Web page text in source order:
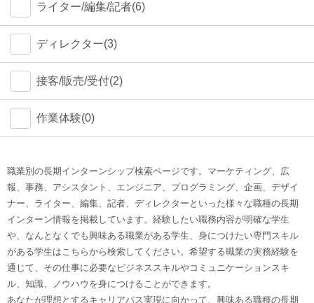
ライター/編集/記者(6)
ディレクター(3)
接客/販売/受付(2)
作業体験(0)
職業別の長期インターンシップ検索ページです。マーケティング、広
報、事務、アシスタント、エンジニア、プログラミング、企画、デザイ
ナー、ライター、編集、記者、ディレクターといった様々な職種の長期
インターン情報を掲載しています。経験したい職務内容が明確な学生
や、なんとなくでも興味ある職業がある学生、身につけたい専門スキル
がある学生はこちらから検索してください。希望する職業の実務経験を
通じて、その仕事に必要なビジネススキルやコミュニケーションスキ
ル、知識、ノウハウを身につけることができます。
あなたが理想とするキャリアパス実現に向かって、興味ある職種の長期